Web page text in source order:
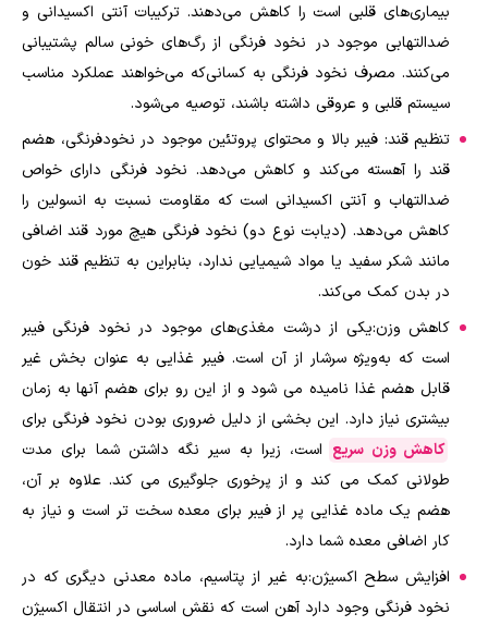
بیماری‌های قلبی است را کاهش می‌دهند. ترکیبات آنتی اکسیدانی و
ضدالتهابی موجود در نخود فرنگی از رگ‌های خونی سالم پشتیبانی
می‌کنند. مصرف نخود فرنگی به کسانی‌که می‌خواهند عملکرد مناسب
سیستم قلبی و عروقی داشته باشند، توصیه می‌شود.
تنظیم قند: فیبر بالا و محتوای پروتئین موجود در نخودفرنگی، هضم
قند را آهسته می‌کند و کاهش می‌دهد. نخود فرنگی دارای خواص
ضدالتهاب و آنتی اکسیدانی است که مقاومت نسبت به انسولین را
کاهش می‌دهد. (دیابت نوع دو) نخود فرنگی هیچ مورد قند اضافی
مانند شکر سفید یا مواد شیمیایی ندارد، بنابراین به تنظیم قند خون
در بدن کمک می‌کند.
کاهش وزن:یکی از درشت مغذی‌های موجود در نخود فرنگی فیبر
است که به‌ویژه سرشار از آن است. فیبر غذایی به عنوان بخش غیر
قابل هضم غذا نامیده می شود و از این رو برای هضم آنها به زمان
بیشتری نیاز دارد. این بخشی از دلیل ضروری بودن نخود فرنگی برای
کاهش وزن سریع است، زیرا به سیر نگه داشتن شما برای مدت
طولانی کمک می کند و از پرخوری جلوگیری می کند. علاوه بر آن،
هضم یک ماده غذایی پر از فیبر برای معده سخت تر است و نیاز به
کار اضافی معده شما دارد.
افزایش سطح اکسیژن:به غیر از پتاسیم، ماده معدنی دیگری که در
نخود فرنگی وجود دارد آهن است که نقش اساسی در انتقال اکسیژن